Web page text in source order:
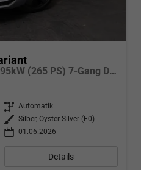
R-Line (R-Line) 2.0 TSI 195kW (265 PS) 7-Gang DSG 4MOTION
Getriebe Automatik
Außenfarbe Silber, Oyster Silver (F0)
01.06.2026
Details